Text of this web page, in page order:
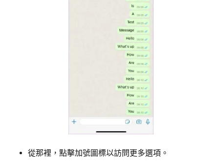
從那裡，點擊加號圖標以訪問更多選項。